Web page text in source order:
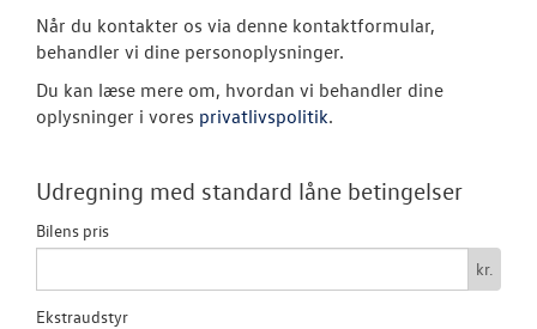
SKADECENTER
Når du kontakter os via denne kontaktformular,
behandler vi dine personoplysninger.
Du kan læse mere om, hvordan vi behandler dine
oplysninger i vores privatlivspolitik.
Udregning med standard låne betingelser
Bilens pris
kr.
Ekstraudstyr